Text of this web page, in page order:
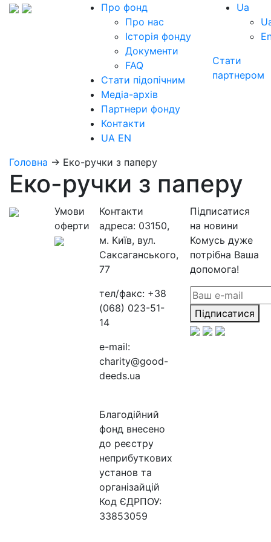
Про фонд
Про нас
Історія фонду
Документи
FAQ
Стати підопічним
Медіа-архів
Партнери фонду
Контакти
UA EN
Ua
Стати
партнером
Головна → Еко-ручки з паперу
Еко-ручки з паперу
Умови
оферти
Контакти
адреса: 03150,
м. Київ, вул.
Саксаганського,
77
тел/факс: +38
(068) 023-51-
14
e-mail:
charity@good-
deeds.ua
Благодійний
фонд внесено
до реєстру
неприбуткових
установ та
організайцій
Код ЄДРПОУ:
33853059
Підписатися
на новини
Комусь дуже
потрібна Ваша
допомога!
Підписатися